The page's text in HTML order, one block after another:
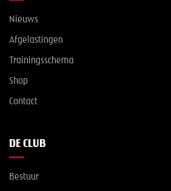
Nieuws
Afgelastingen
Trainingsschema
Shop
Contact
DE CLUB
Bestuur